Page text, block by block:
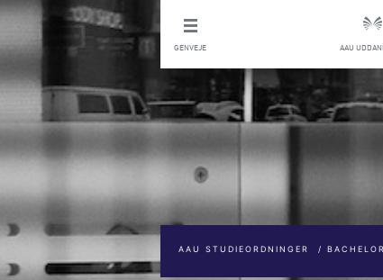
GENVEJE AAU
AAU STUDIEORDNINGER / BACHELOR